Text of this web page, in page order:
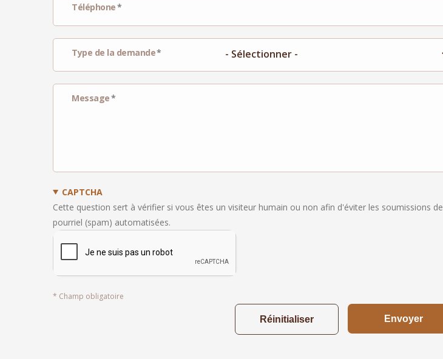
Téléphone
Type de la demande
Message
CAPTCHA
Cette question sert à vérifier si vous êtes un visiteur humain ou non afin d'éviter les soumissions de
pourriel (spam) automatisées.
footer
* Champ obligatoire